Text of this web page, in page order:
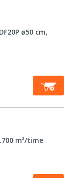
ø50 cm,
m³/time